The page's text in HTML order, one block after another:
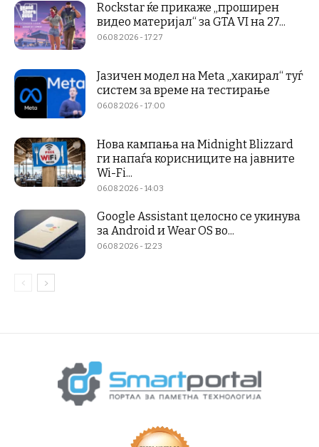
Rockstar ќе прикаже „проширен
видео материјал“ за GTA VI на 27...
06.08.2026 - 17:27
Јазичен модел на Meta „хакирал“ туѓ
систем за време на тестирање
06.08.2026 - 17:00
Нова кампања на Midnight Blizzard
ги напаѓа корисниците на јавните
Wi-Fi...
06.08.2026 - 14:03
Google Assistant целосно се укинува
за Android и Wear OS во...
06.08.2026 - 12:23